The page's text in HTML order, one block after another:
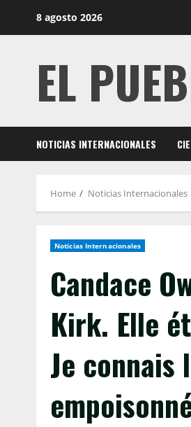
8 agosto 2026
EL
NOTICIAS INTERNACIONALES
Home Noticias Internacionales
Noticias Internacionales
Candace
Kirk. Elle
Je connais